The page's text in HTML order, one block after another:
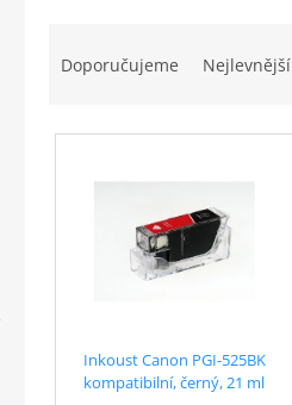
n
Doporučujeme Nejlevnější
V
Inkoust Canon PGI-525BK
kompatibilní, černý, 21 ml